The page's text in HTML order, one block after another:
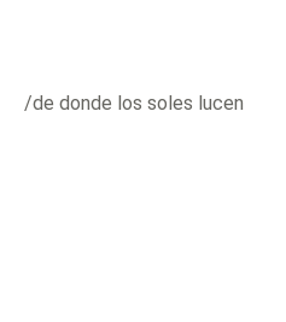
/de donde los soles lucen